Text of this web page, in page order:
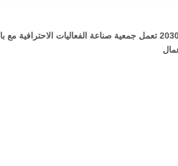
انطلاقاً من رؤية المملكة 2030 تعمل جمعية صناعة الفعاليات